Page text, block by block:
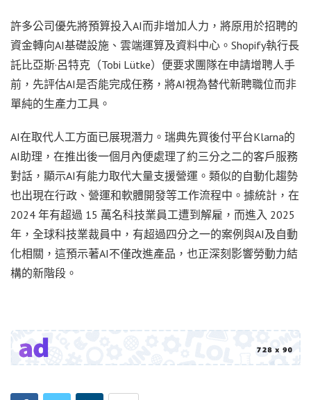
許多公司優先將預算投入AI而非增加人力，將原用於招聘的
資金轉向AI基礎設施、雲端運算及資料中心。Shopify執行長
託比亞斯·呂特克（Tobi Lütke）便要求團隊在申請增聘人手
前，先評估AI是否能完成任務，將AI視為替代新聘職位而非
單純的生產力工具。
AI在取代人工方面已展現潛力。瑞典先買後付平台Klarna的
AI助理，在推出後一個月內便處理了約三分之二的客戶服務
對話，顯示AI有能力取代大量支援營運。類似的自動化趨勢
也出現在行政、營運和軟體開發等工作流程中。據統計，在
2024 年有超過 15 萬名科技業員工遭到解雇，而進入 2025
年，全球科技業裁員中，有超過四分之一的案例與AI及自動
化相關，這預示著AI不僅改進產品，也正深刻影響勞動力結
構的新階段。